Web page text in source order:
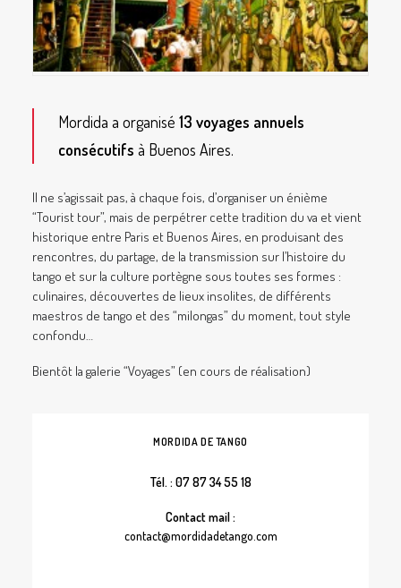
Mordida a organisé 13 voyages annuels
consécutifs à Buenos Aires.
Il ne s’agissait pas, à chaque fois, d’organiser un énième
“Tourist tour”, mais de perpétrer cette tradition du va et vient
historique entre Paris et Buenos Aires, en produisant des
rencontres, du partage, de la transmission sur l’histoire du
tango et sur la culture portègne sous toutes ses formes :
culinaires, découvertes de lieux insolites, de différents
maestros de tango et des “milongas” du moment, tout style
confondu…
Bientôt la galerie “Voyages” (en cours de réalisation)
MORDIDA DE TANGO
Tél. : 07 87 34 55 18
Contact mail :
contact@mordidadetango.com